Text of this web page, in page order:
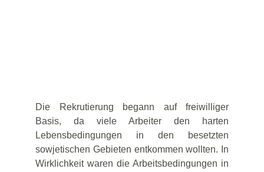
Die Rekrutierung begann auf freiwilliger
Basis, da viele Arbeiter den harten
Lebensbedingungen in den besetzten
sowjetischen Gebieten entkommen wollten. In
Wirklichkeit waren die Arbeitsbedingungen in